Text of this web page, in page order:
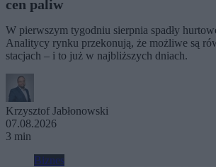
cen paliw
W pierwszym tygodniu sierpnia spadły
Analitycy rynku przekonują, że możliwe są
stacjach – i to już w najbliższych dniach.
Krzysztof Jabłonowski
07.08.2026
3 min
Biznes